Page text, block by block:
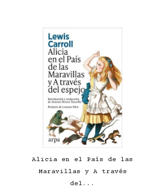
Alicia en el País de las
Maravillas y A través
del...